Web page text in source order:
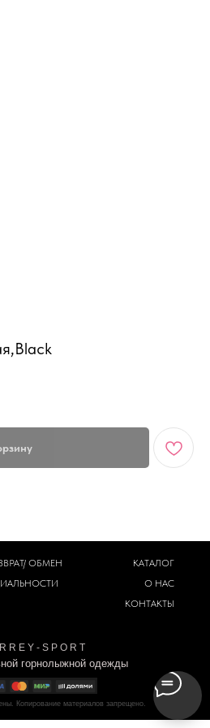
R E Y - S P O R T
горнолыжной одежды
Копирование материалов запрещено.
ОБМЕН
КАТАЛОГ
О НАС
КОНТАКТЫ